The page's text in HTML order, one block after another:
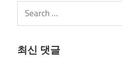
Search
for:
최신 댓글